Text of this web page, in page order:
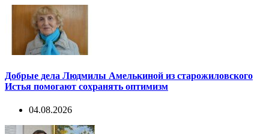
Добрые дела Людмилы Амелькиной из старожиловского
Истья помогают сохранять оптимизм
04.08.2026